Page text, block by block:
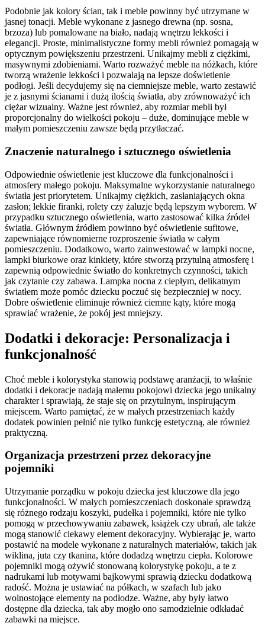
Podobnie jak kolory ścian, tak i meble powinny być utrzymane w
jasnej tonacji. Meble wykonane z jasnego drewna (np. sosna,
brzoza) lub pomalowane na biało, nadają wnętrzu lekkości i
elegancji. Proste, minimalistyczne formy mebli również pomagają w
optycznym powiększeniu przestrzeni. Unikajmy mebli z ciężkimi,
masywnymi zdobieniami. Warto rozważyć meble na nóżkach, które
tworzą wrażenie lekkości i pozwalają na lepsze doświetlenie
podłogi. Jeśli decydujemy się na ciemniejsze meble, warto zestawić
je z jasnymi ścianami i dużą ilością światła, aby zrównoważyć ich
ciężar wizualny. Ważne jest również, aby rozmiar mebli był
proporcjonalny do wielkości pokoju – duże, dominujące meble w
małym pomieszczeniu zawsze będą przytłaczać.
Znaczenie naturalnego i sztucznego oświetlenia
Odpowiednie oświetlenie jest kluczowe dla funkcjonalności i
atmosfery małego pokoju. Maksymalne wykorzystanie naturalnego
światła jest priorytetem. Unikajmy ciężkich, zasłaniających okna
zasłon; lekkie firanki, rolety czy żaluzje będą lepszym wyborem. W
przypadku sztucznego oświetlenia, warto zastosować kilka źródeł
światła. Głównym źródłem powinno być oświetlenie sufitowe,
zapewniające równomierne rozproszenie światła w całym
pomieszczeniu. Dodatkowo, warto zainwestować w lampki nocne,
lampki biurkowe oraz kinkiety, które stworzą przytulną atmosferę i
zapewnią odpowiednie światło do konkretnych czynności, takich
jak czytanie czy zabawa. Lampka nocna z ciepłym, delikatnym
światłem może pomóc dziecku poczuć się bezpieczniej w nocy.
Dobre oświetlenie eliminuje również ciemne kąty, które mogą
sprawiać wrażenie, że pokój jest mniejszy.
Dodatki i dekoracje: Personalizacja i
funkcjonalność
Choć meble i kolorystyka stanowią podstawę aranżacji, to właśnie
dodatki i dekoracje nadają małemu pokojowi dziecka jego unikalny
charakter i sprawiają, że staje się on przytulnym, inspirującym
miejscem. Warto pamiętać, że w małych przestrzeniach każdy
dodatek powinien pełnić nie tylko funkcję estetyczną, ale również
praktyczną.
Organizacja przestrzeni przez dekoracyjne
pojemniki
Utrzymanie porządku w pokoju dziecka jest kluczowe dla jego
funkcjonalności. W małych pomieszczeniach doskonale sprawdzą
się różnego rodzaju koszyki, pudełka i pojemniki, które nie tylko
pomogą w przechowywaniu zabawek, książek czy ubrań, ale także
mogą stanowić ciekawy element dekoracyjny. Wybierając je, warto
postawić na modele wykonane z naturalnych materiałów, takich jak
wiklina, juta czy tkanina, które dodadzą wnętrzu ciepła. Kolorowe
pojemniki mogą ożywić stonowaną kolorystykę pokoju, a te z
nadrukami lub motywami bajkowymi sprawią dziecku dodatkową
radość. Można je ustawiać na półkach, w szafach lub jako
wolnostojące elementy na podłodze. Ważne, aby były łatwo
dostępne dla dziecka, tak aby mogło ono samodzielnie odkładać
zabawki na miejsce.